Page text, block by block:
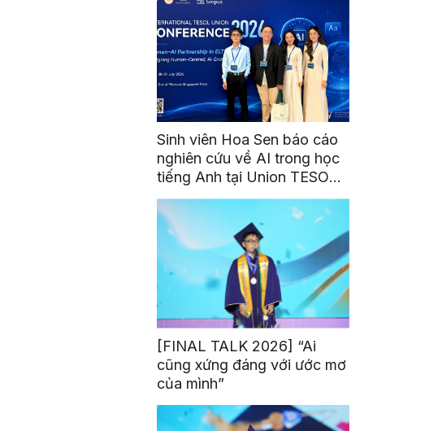
Sinh viên Hoa Sen báo cáo
nghiên cứu về AI trong học
tiếng Anh tại Union TESOL
2026 ở Singapore
[FINAL TALK 2026] “Ai
cũng xứng đáng với ước mơ
của mình”